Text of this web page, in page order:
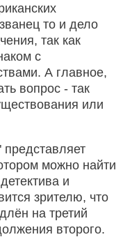
то и дело
так как
с
А главное,
вопрос - так
или
можно найти
и
зрителю, что
на третий
второго.